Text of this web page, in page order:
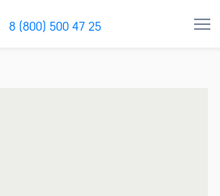
8 (800) 500 47 25